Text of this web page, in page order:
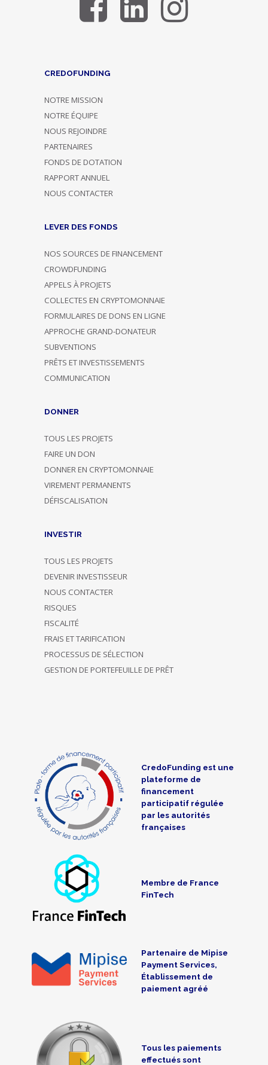
CREDOFUNDING
NOTRE MISSION
NOTRE ÉQUIPE
NOUS REJOINDRE
PARTENAIRES
FONDS DE DOTATION
RAPPORT ANNUEL
NOUS CONTACTER
LEVER DES FONDS
NOS SOURCES DE FINANCEMENT
CROWDFUNDING
APPELS À PROJETS
COLLECTES EN CRYPTOMONNAIE
FORMULAIRES DE DONS EN LIGNE
APPROCHE GRAND-DONATEUR
SUBVENTIONS
PRÊTS ET INVESTISSEMENTS
COMMUNICATION
DONNER
TOUS LES PROJETS
FAIRE UN DON
DONNER EN CRYPTOMONNAIE
VIREMENT PERMANENTS
DÉFISCALISATION
INVESTIR
TOUS LES PROJETS
DEVENIR INVESTISSEUR
NOUS CONTACTER
RISQUES
FISCALITÉ
FRAIS ET TARIFICATION
PROCESSUS DE SÉLECTION
GESTION DE PORTEFEUILLE DE PRÊT
CredoFunding est une
plateforme de
financement
participatif régulée
par les autorités
françaises
Membre de France
FinTech
Partenaire de Mipise
Payment Services,
Établissement de
paiement agréé
Tous les paiements
effectués sont